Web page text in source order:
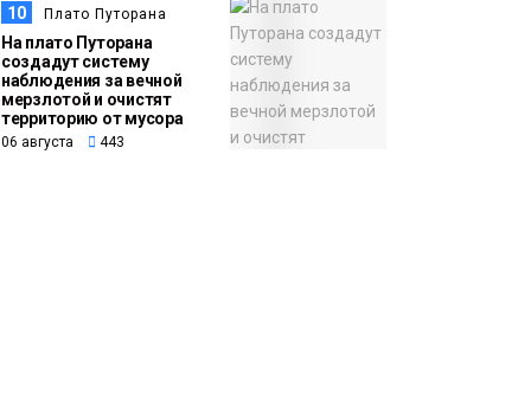
10 Плато Путорана
На плато Путорана
создадут систему
наблюдения за вечной
мерзлотой и очистят
территорию от мусора
06 августа 443